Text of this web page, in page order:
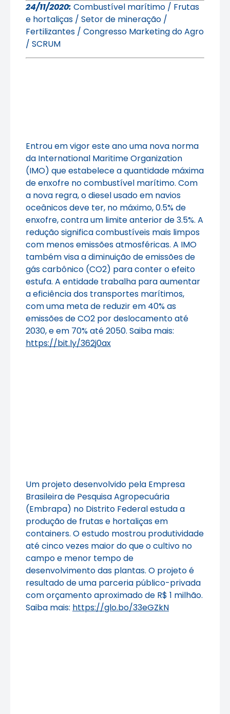
24/11/2020: Combustível marítimo / Frutas
e hortaliças / Setor de mineração /
Fertilizantes / Congresso Marketing do Agro
/ SCRUM
Entrou em vigor este ano uma nova norma
da International Maritime Organization
(IMO) que estabelece a quantidade máxima
de enxofre no combustível marítimo. Com
a nova regra, o diesel usado em navios
oceânicos deve ter, no máximo, 0.5% de
enxofre, contra um limite anterior de 3.5%. A
redução significa combustíveis mais limpos
com menos emissões atmosféricas. A IMO
também visa a diminuição de emissões de
gás carbônico (CO2) para conter o efeito
estufa. A entidade trabalha para aumentar
a eficiência dos transportes marítimos,
com uma meta de reduzir em 40% as
emissões de CO2 por deslocamento até
2030, e em 70% até 2050. Saiba mais:
https://bit.ly/362j0ax
Um projeto desenvolvido pela Empresa
Brasileira de Pesquisa Agropecuária
(Embrapa) no Distrito Federal estuda a
produção de frutas e hortaliças em
containers. O estudo mostrou produtividade
até cinco vezes maior do que o cultivo no
campo e menor tempo de
desenvolvimento das plantas. O projeto é
resultado de uma parceria público-privada
com orçamento aproximado de R$ 1 milhão.
Saiba mais: https://glo.bo/33eGZkN